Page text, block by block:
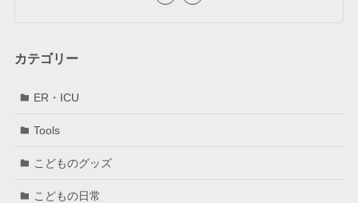
カテゴリー
ER・ICU
Tools
こどものグッズ
こどもの日常